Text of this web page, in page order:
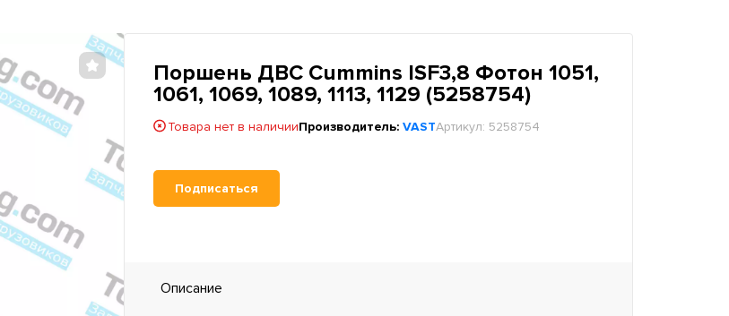
Поршень ДВС Cummins ISF3,8 Фотон 1051,
1061, 1069, 1089, 1113, 1129 (5258754)
Товара нет в наличииПроизводитель: VASTАртикул: 5258754
Подписаться
Описание